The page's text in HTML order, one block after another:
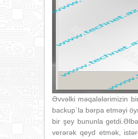
Əvvəlki məqalələrimizin
backup`la bərpa etməyi
bir şey bununla
verərək qeyd etmək,